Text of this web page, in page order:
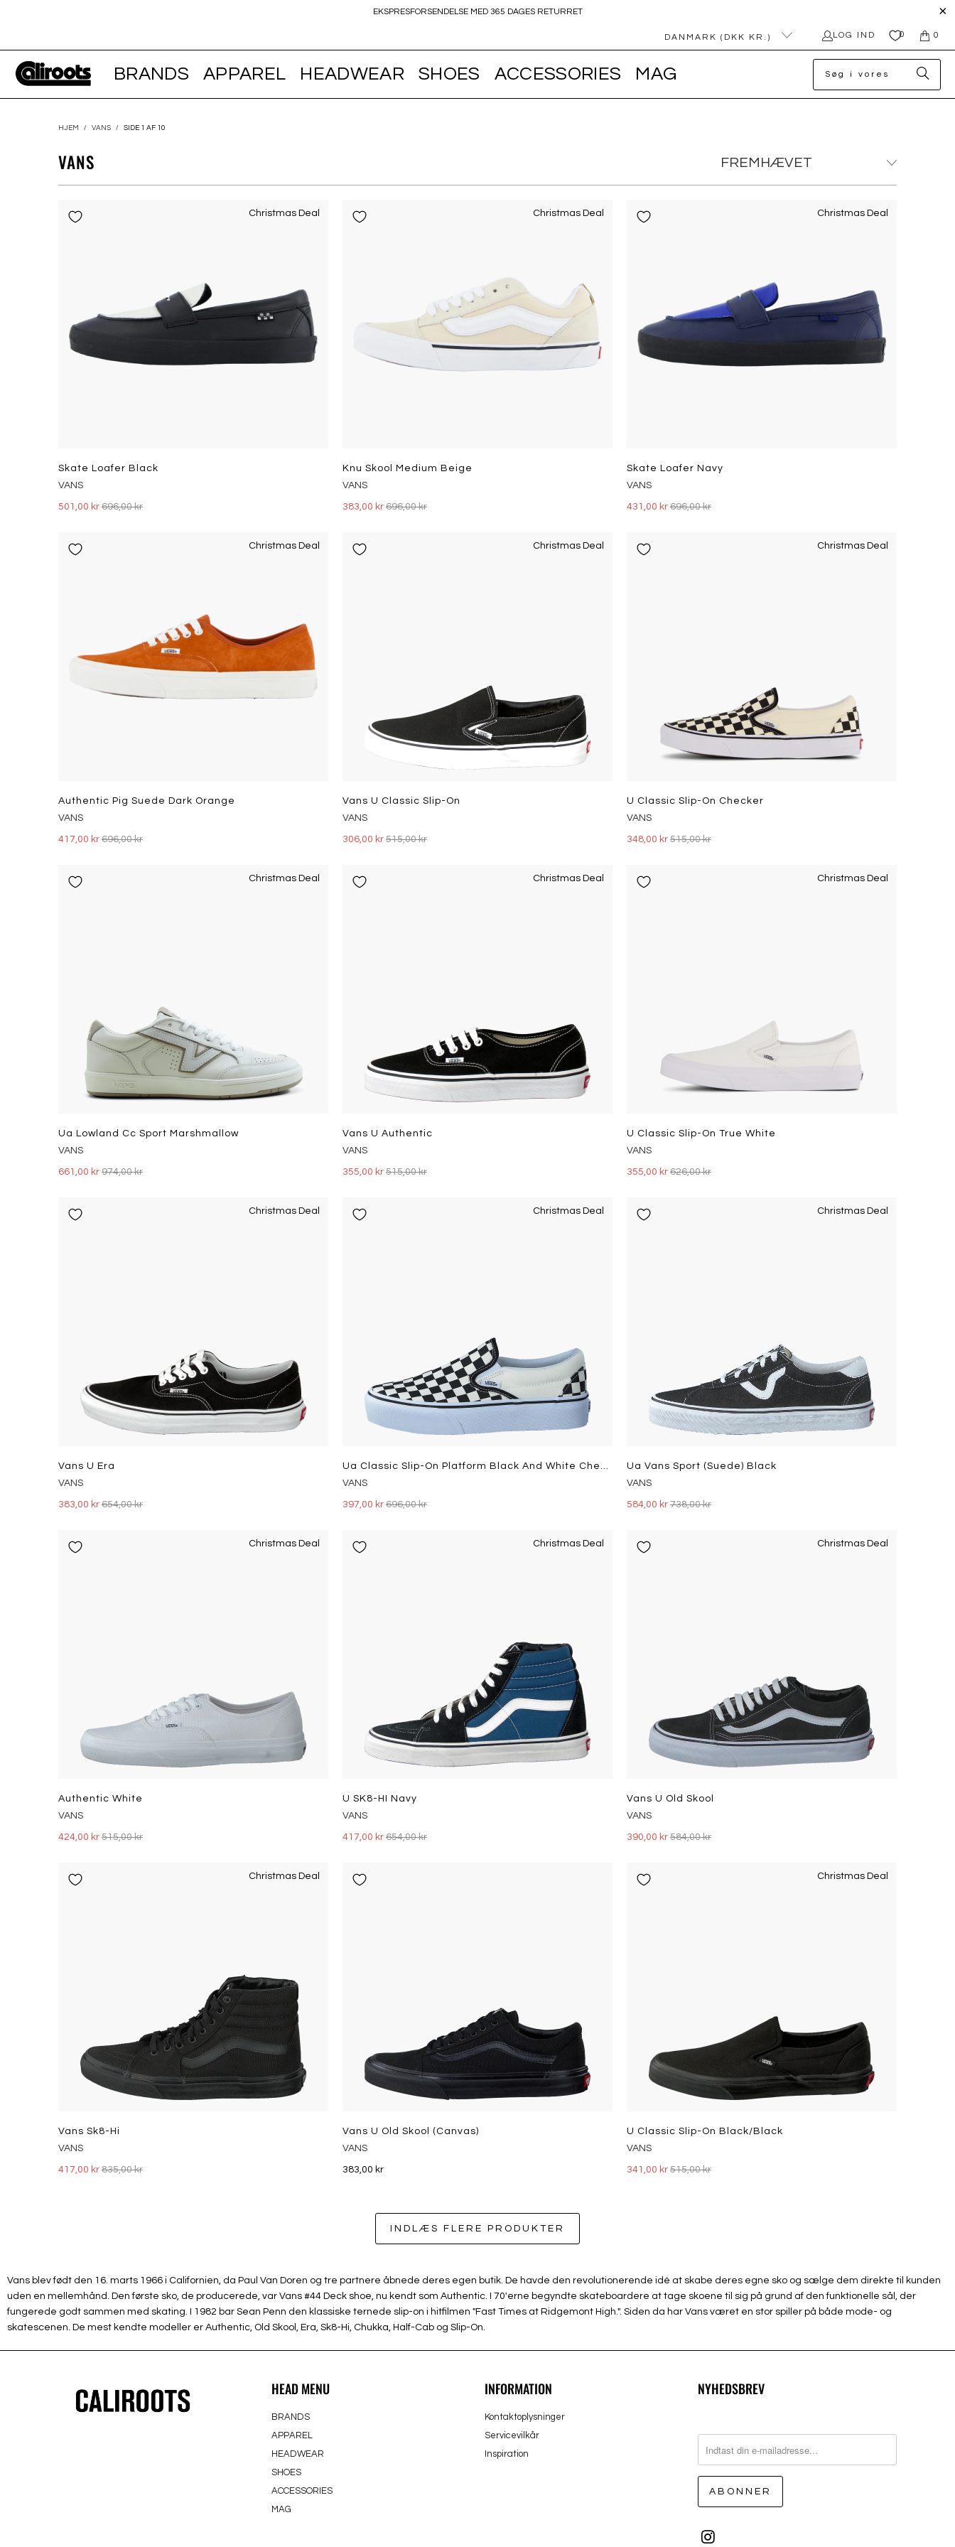
EKSPRESFORSENDELSE MED 365 DAGES RETURRET
DANMARK (DKK KR.) LOG IND 0 0
BRANDS APPAREL HEADWEAR SHOES ACCESSORIES MAG
HJEM / VANS / SIDE 1 AF 10
VANS
Christmas Deal
Skate Loafer Black
VANS
501,00 kr 696,00 kr
Christmas Deal
Knu Skool Medium Beige
VANS
383,00 kr 696,00 kr
Christmas Deal
Skate Loafer Navy
VANS
431,00 kr 696,00 kr
Christmas Deal
Authentic Pig Suede Dark Orange
VANS
417,00 kr 696,00 kr
Christmas Deal
Vans U Classic Slip-On
VANS
306,00 kr 515,00 kr
Christmas Deal
U Classic Slip-On Checker
VANS
348,00 kr 515,00 kr
Christmas Deal
Ua Lowland Cc Sport Marshmallow
VANS
661,00 kr 974,00 kr
Christmas Deal
Vans U Authentic
VANS
355,00 kr 515,00 kr
Christmas Deal
U Classic Slip-On True White
VANS
355,00 kr 626,00 kr
Christmas Deal
Vans U Era
VANS
383,00 kr 654,00 kr
Christmas Deal
Ua Classic Slip-On Platform Black And White Checker/white
VANS
397,00 kr 696,00 kr
Christmas Deal
Ua Vans Sport (suede) Black
VANS
584,00 kr 738,00 kr
Christmas Deal
Authentic White
VANS
424,00 kr 515,00 kr
Christmas Deal
U SK8-HI Navy
VANS
417,00 kr 654,00 kr
Christmas Deal
Vans U Old Skool
VANS
390,00 kr 584,00 kr
Christmas Deal
Vans Sk8-Hi
VANS
417,00 kr 835,00 kr
Vans U Old Skool (Canvas)
VANS
383,00 kr
Christmas Deal
U Classic Slip-On Black/Black
VANS
341,00 kr 515,00 kr
INDLÆS FLERE PRODUKTER
Vans blev født den 16. marts 1966 i Californien, da Paul Van Doren og tre partnere åbnede deres egen butik. De havde den revolutionerende idé at skabe deres egne sko og sælge dem direkte til kunden
uden en mellemhånd. Den første sko, de producerede, var Vans #44 Deck shoe, nu kendt som Authentic. I 70'erne begyndte skateboardere at tage skoene til sig på grund af den funktionelle sål, der
fungerede godt sammen med skating. I 1982 bar Sean Penn den klassiske ternede slip-on i hitfilmen "Fast Times at Ridgemont High.". Siden da har Vans været en stor spiller på både mode- og
skatescenen. De mest kendte modeller er Authentic, Old Skool, Era, Sk8-Hi, Chukka, Half-Cab og Slip-On.
HEAD MENU
BRANDS
APPAREL
HEADWEAR
SHOES
ACCESSORIES
MAG
INFORMATION
Kontaktoplysninger
Servicevilkår
Inspiration
NYHEDSBREV